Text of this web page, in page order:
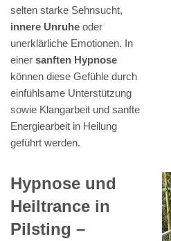
selten starke Sehnsucht,
innere Unruhe oder
unerklärliche Emotionen. In
einer sanften Hypnose
können diese Gefühle durch
einfühlsame Unterstützung
sowie Klangarbeit und sanfte
Energiearbeit in Heilung
geführt werden.
Hypnose und
Heiltrance in
Pilsting –